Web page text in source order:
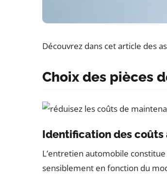
Découvrez dans cet article des
Choix des pièces
Identification des coûts
L’entretien automobile
sensiblement en fonction du